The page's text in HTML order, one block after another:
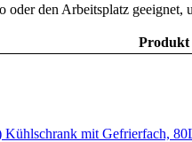
den Arbeitsplatz geeignet,
Produkt
mit Gefrierfach,